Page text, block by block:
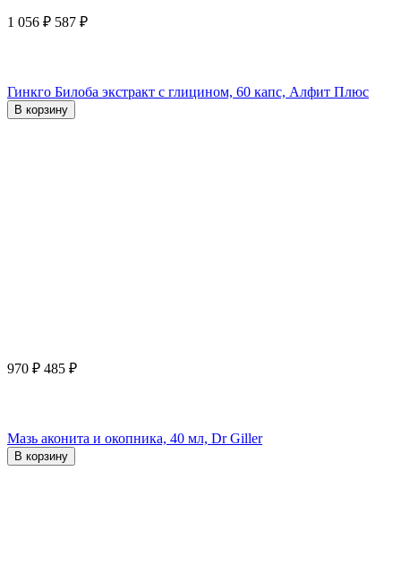
1 056 ₽ 587 ₽
Гинкго Билоба экстракт с глицином, 60 капс, Алфит Плюс
В корзину
970 ₽ 485 ₽
Мазь аконита и окопника, 40 мл, Dr Giller
В корзину